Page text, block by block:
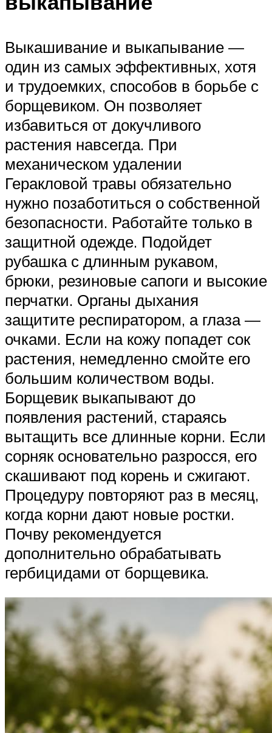
Выкашивание и выкапывание —
один из самых эффективных, хотя
и трудоемких, способов в борьбе с
борщевиком. Он позволяет
избавиться от докучливого
растения навсегда. При
механическом удалении
Геракловой травы обязательно
нужно позаботиться о собственной
безопасности. Работайте только в
защитной одежде. Подойдет
рубашка с длинным рукавом,
брюки, резиновые сапоги и высокие
перчатки. Органы дыхания
защитите респиратором, а глаза —
очками. Если на кожу попадет сок
растения, немедленно смойте его
большим количеством воды.
Борщевик выкапывают до
появления растений, стараясь
вытащить все длинные корни. Если
сорняк основательно разросся, его
скашивают под корень и сжигают.
Процедуру повторяют раз в месяц,
когда корни дают новые ростки.
Почву рекомендуется
дополнительно обрабатывать
гербицидами от борщевика.